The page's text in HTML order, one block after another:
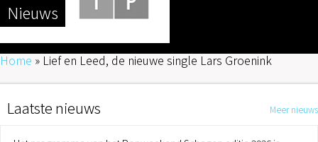
Nieuws
Home » Lief en Leed, de nieuwe single Lars Groenink
Laatste nieuws Meer nieuws